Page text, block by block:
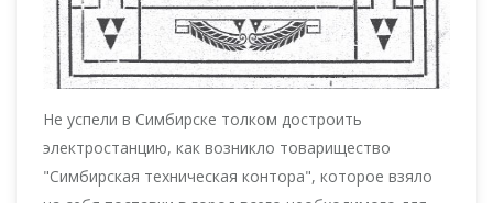
Не успели в Симбирске толком достроить
электростанцию, как возникло товарищество
"Симбирская техническая контора", которое взяло